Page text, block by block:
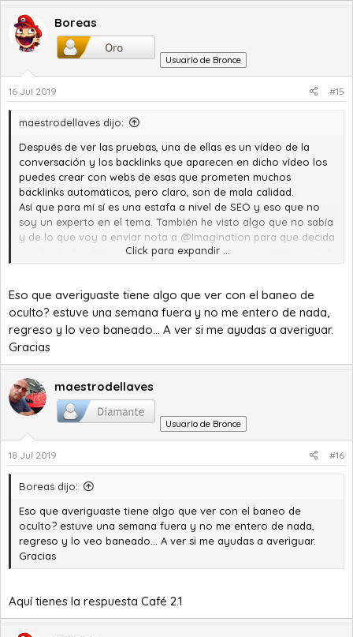
Boreas
Usuario de Bronce
16 Jul 2019 #15
maestrodellaves dijo:
Después de ver las pruebas, una de ellas es un vídeo de la
conversación y los backlinks que aparecen en dicho vídeo los
puedes crear con webs de esas que prometen muchos
backlinks automáticos, pero claro, son de mala calidad.
Así que para mí sí es una estafa a nivel de SEO y eso que no
soy un experto en el tema. También he visto algo que no sabía
y de lo que voy a enviar nota a @Imagination para que decida
que hacer (no tiene que ver con este tema, es un caso aparte).
Click para expandir ...
Eso que averiguaste tiene algo que ver con el baneo de
oculto? estuve una semana fuera y no me entero de nada,
regreso y lo veo baneado... A ver si me ayudas a averiguar.
Gracias
maestrodellaves
Usuario de Bronce
18 Jul 2019 #16
Boreas dijo:
Eso que averiguaste tiene algo que ver con el baneo de
oculto? estuve una semana fuera y no me entero de nada,
regreso y lo veo baneado... A ver si me ayudas a averiguar.
Gracias
Aquí tienes la respuesta Café 2.1